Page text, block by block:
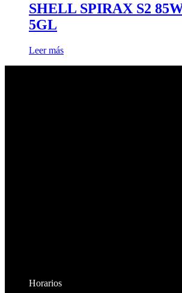
SHELL SPIRAX S2
5GL
Leer más
Horarios